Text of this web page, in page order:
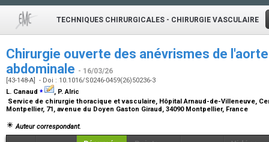
TECHNIQUES CHIRURGICALES - CHIRURGIE VASCULAIRE
Chirurgie ouverte des anévrismes de
abdominale - 16/03/26
[43-148-A] - Doi : 10.1016/S0246-0459(26)50236-3
L. Canaud ⁎
, P. Alric
Service de chirurgie thoracique et vasculaire, Hôpital Arnaud-de-Villeneuve,
Montpellier, 71, avenue du Doyen Gaston Giraud, 34090 Montpellier, France
Auteur correspondant.